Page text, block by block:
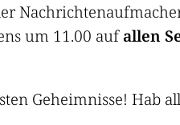
um 11.00 aufallen
Geheimnisse! Hab